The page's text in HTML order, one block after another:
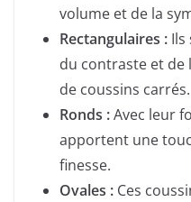
volume et de la
Rectangulaires :
du contraste et de
de coussins carrés.
Ronds :Avec leur
apportent une
finesse.
Ovales : Ces